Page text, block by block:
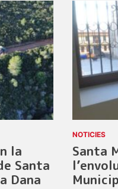
la
Santa
Dana
NOTICIES
Santa